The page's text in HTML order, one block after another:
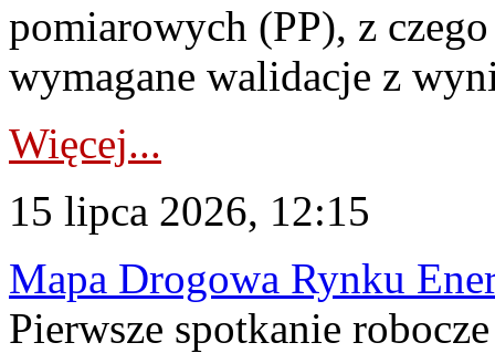
pomiarowych (PP), z
wymagane walidacje z
Więcej...
15 lipca 2026, 12:15
Mapa Drogowa Rynku
Pierwsze spotkanie